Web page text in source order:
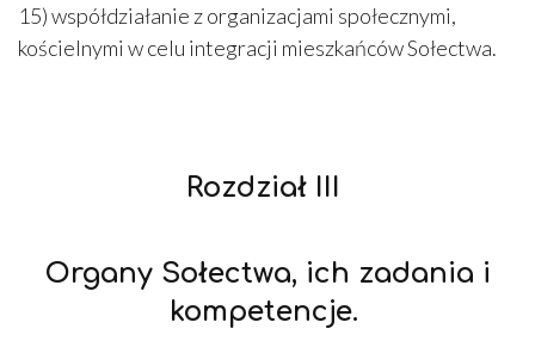
15) współdziałanie z organizacjami społecznymi,
kościelnymi w celu integracji mieszkańców Sołectwa.
Rozdział III
Organy Sołectwa, ich zadania i
kompetencje.